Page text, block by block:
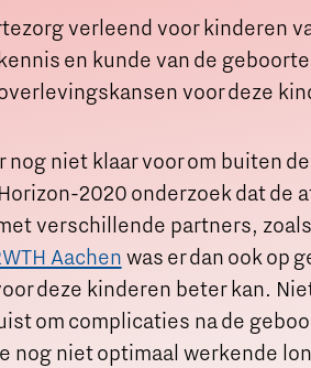
verleend voor kinderen
en kunde van de
voor deze
niet klaar voor om buiten
2020 onderzoek dat de
verschillende partners,
Aachen was er dan ook op
deze kinderen beter kan.
om complicaties na de
nog niet optimaal werkende